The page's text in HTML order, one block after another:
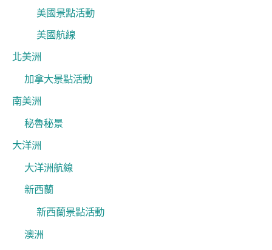
美國景點活動
美國航線
北美洲
加拿大景點活動
南美洲
秘魯秘景
大洋洲
大洋洲航線
新西蘭
新西蘭景點活動
澳洲